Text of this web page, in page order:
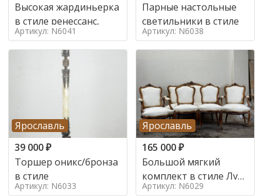
Высокая жардиньерка
в стиле ренессанс,
Артикул: N6041
Парные настольные
светильники в стиле
Артикул: N6038
Ярославль
39 000₽
Торшер оникс/бронза
в стиле
Артикул: N6033
Ярославль
165 000₽
Большой мягкий
комплект в стиле Луи
в стиле
Артикул: N6029